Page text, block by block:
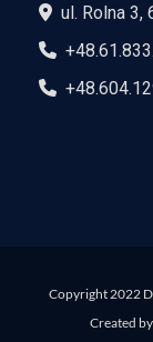
ul. Rolna 3,
Copyright 2022
Created by